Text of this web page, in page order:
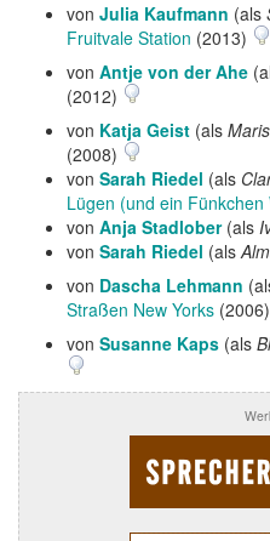
von Julia Kaufmann (als
Fruitvale Station (2013)
von Antje von der Ahe
(2012)
von Katja Geist (als
(2008)
von Sarah Riedel (als
Lügen (und ein
von Anja Stadlober(als
von Sarah Riedel (als
von Dascha Lehmann
Straßen New Yorks (2006)
von Susanne Kaps (als